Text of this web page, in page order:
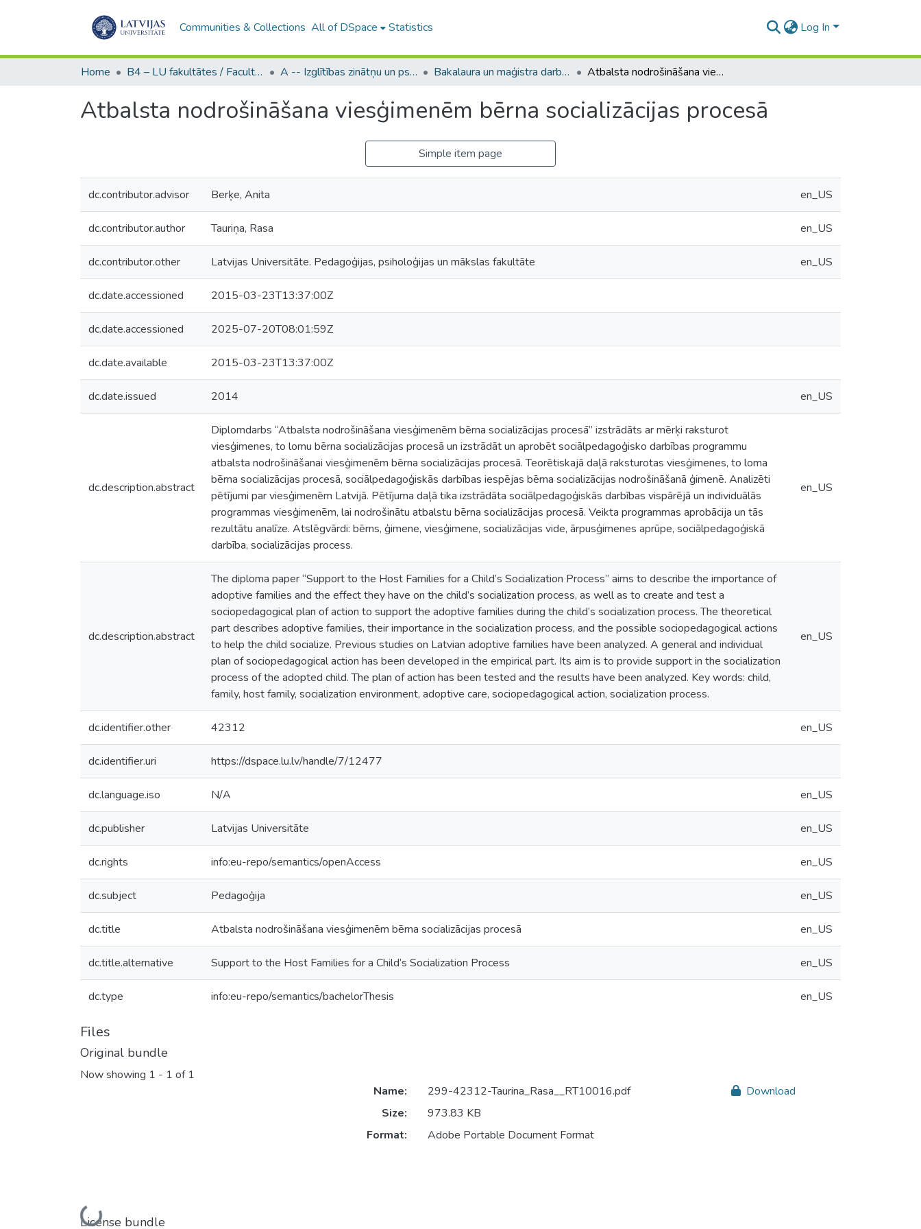
Communities & Collections All of DSpace Statistics Log In
Home B4 – LU fakultātes / Faculties of the UL A -- Izglītības zinātņu un psiholoģijas fakultāte / Faculty of Education Sciences and Psychology Bakalaura un maģistra darbi (PPMF) / Bachelor's and Master's theses Atbalsta nodrošināšana viesģimenēm bērna socializācijas procesā
Atbalsta nodrošināšana viesģimenēm bērna socializācijas procesā
Simple item page
dc.contributor.advisor Berķe, Anita en_US
dc.contributor.author Tauriņa, Rasa en_US
dc.contributor.other Latvijas Universitāte. Pedagoģijas, psiholoģijas un mākslas fakultāte en_US
dc.date.accessioned 2015-03-23T13:37:00Z
dc.date.accessioned 2025-07-20T08:01:59Z
dc.date.available 2015-03-23T13:37:00Z
dc.date.issued 2014 en_US
dc.description.abstract
Diplomdarbs “Atbalsta nodrošināšana viesģimenēm bērna socializācijas procesā” izstrādāts ar mērķi raksturot
viesģimenes, to lomu bērna socializācijas procesā un izstrādāt un aprobēt sociālpedagoģisko darbības programmu
atbalsta nodrošināšanai viesģimenēm bērna socializācijas procesā. Teorētiskajā daļā raksturotas viesģimenes, to loma
bērna socializācijas procesā, sociālpedagoģiskās darbības iespējas bērna socializācijas nodrošināšanā ģimenē. Analizēti
pētījumi par viesģimenēm Latvijā. Pētījuma daļā tika izstrādāta sociālpedagoģiskās darbības vispārējā un individuālās
programmas viesģimenēm, lai nodrošinātu atbalstu bērna socializācijas procesā. Veikta programmas aprobācija un tās
rezultātu analīze. Atslēgvārdi: bērns, ģimene, viesģimene, socializācijas vide, ārpusģimenes aprūpe, sociālpedagoģiskā
darbība, socializācijas process.
en_US
dc.description.abstract
The diploma paper “Support to the Host Families for a Child’s Socialization Process” aims to describe the importance of
adoptive families and the effect they have on the child’s socialization process, as well as to create and test a
sociopedagogical plan of action to support the adoptive families during the child’s socialization process. The theoretical
part describes adoptive families, their importance in the socialization process, and the possible sociopedagogical actions
to help the child socialize. Previous studies on Latvian adoptive families have been analyzed. A general and individual
plan of sociopedagogical action has been developed in the empirical part. Its aim is to provide support in the socialization
process of the adopted child. The plan of action has been tested and the results have been analyzed. Key words: child,
family, host family, socialization environment, adoptive care, sociopedagogical action, socialization process.
en_US
dc.identifier.other 42312 en_US
dc.identifier.uri https://dspace.lu.lv/handle/7/12477
dc.language.iso N/A en_US
dc.publisher Latvijas Universitāte en_US
dc.rights info:eu-repo/semantics/openAccess en_US
dc.subject Pedagoģija en_US
dc.title Atbalsta nodrošināšana viesģimenēm bērna socializācijas procesā en_US
dc.title.alternative Support to the Host Families for a Child’s Socialization Process en_US
dc.type info:eu-repo/semantics/bachelorThesis en_US
Files
Original bundle
Now showing 1 - 1 of 1
Name:
299-42312-Taurina_Rasa__RT10016.pdf
Size:
973.83 KB
Format:
Adobe Portable Document Format
Download
License bundle